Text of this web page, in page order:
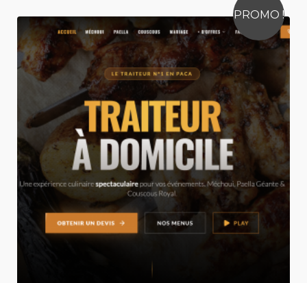
PROMO !
Site Internet Traiteur Premium
1990,00€ 990,00€